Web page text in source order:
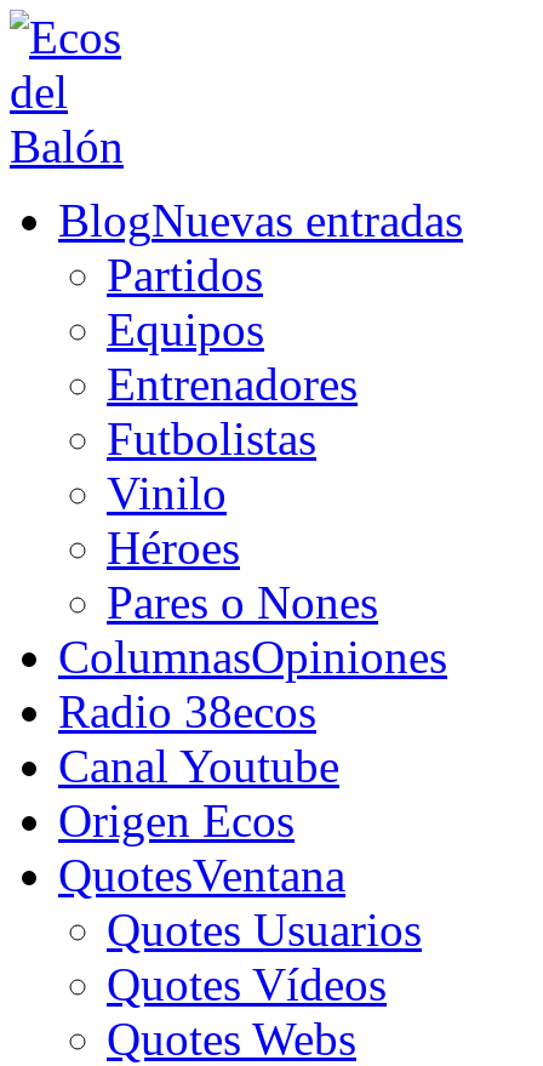
BlogNuevas entradas
Partidos
Equipos
Entrenadores
Futbolistas
Vinilo
Héroes
Pares o Nones
ColumnasOpiniones
Radio 38ecos
Canal Youtube
Origen Ecos
QuotesVentana
Quotes Usuarios
Quotes Vídeos
Quotes Webs